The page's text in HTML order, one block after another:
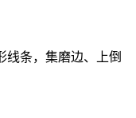
线条，集磨边、上倒